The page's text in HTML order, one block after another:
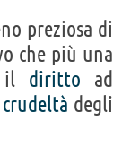
preziosa di
che più una
il diritto ad
crudeltà degli